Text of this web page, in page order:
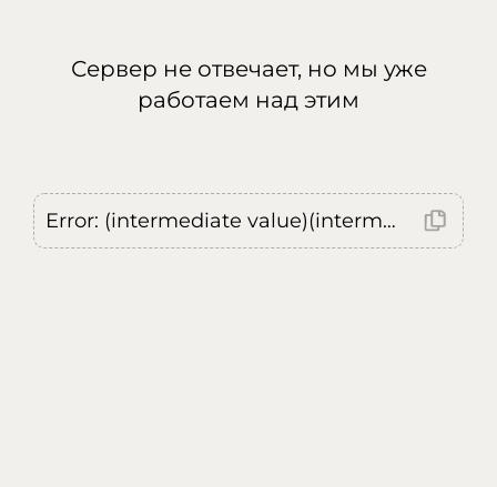
Сервер не отвечает, но мы уже
работаем над этим
Error: (intermediate value)(intermediate value)(intermediate value).replaceAll is not a function